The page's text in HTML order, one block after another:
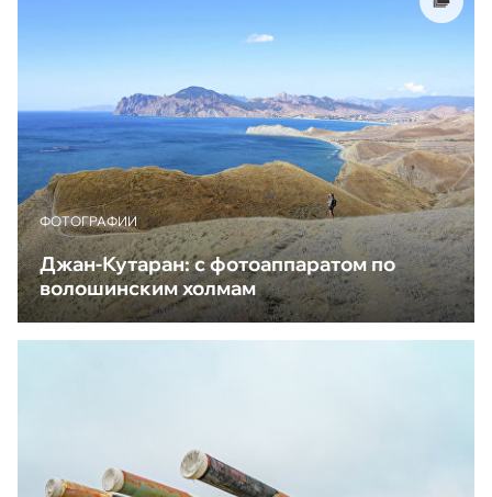
ФОТОГРАФИИ
Джан-Кутаран: с фотоаппаратом по
волошинским холмам